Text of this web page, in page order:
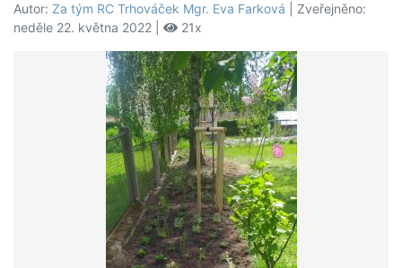
Autor: Za tým RC Trhováček Mgr. Eva Farková | Zveřejněno:
neděle 22. května 2022 |
21x